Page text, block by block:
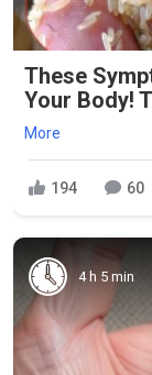
These
Your Body!
More
194 60
4 h 5 min